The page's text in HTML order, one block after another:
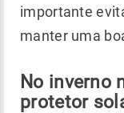
importante
manter uma
No inverno
protetor